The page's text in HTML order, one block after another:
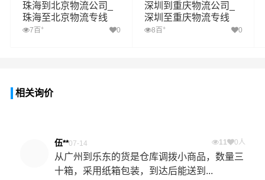
珠海到北京物流公司_
珠海至北京物流专线
7百 + 0
深圳到重庆物流公司_
深圳至重庆物流专线
8百 + 0
相关询价
伍**07-14 11 0人
从广州到乐东的货是仓库调拨小商品，数量三
十箱，采用纸箱包装，到达后能送到...